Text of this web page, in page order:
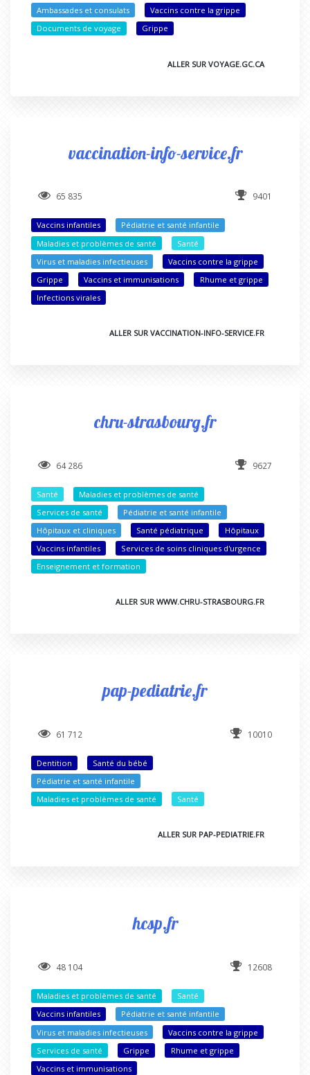
Ambassades et consulats
Vaccins contre la grippe
Documents de voyage
Grippe
ALLER SUR VOYAGE.GC.CA
vaccination-info-service.fr
65 835 9401
Vaccins infantiles
Pédiatrie et santé infantile
Maladies et problèmes de santé
Santé
Virus et maladies infectieuses
Vaccins contre la grippe
Grippe
Vaccins et immunisations
Rhume et grippe
Infections virales
ALLER SUR VACCINATION-INFO-SERVICE.FR
chru-strasbourg.fr
64 286 9627
Santé
Maladies et problèmes de santé
Services de santé
Pédiatrie et santé infantile
Hôpitaux et cliniques
Santé pédiatrique
Hôpitaux
Vaccins infantiles
Services de soins cliniques d'urgence
Enseignement et formation
ALLER SUR WWW.CHRU-STRASBOURG.FR
pap-pediatrie.fr
61 712 10010
Dentition
Santé du bébé
Pédiatrie et santé infantile
Maladies et problèmes de santé
Santé
ALLER SUR PAP-PEDIATRIE.FR
hcsp.fr
48 104 12608
Maladies et problèmes de santé
Santé
Vaccins infantiles
Pédiatrie et santé infantile
Virus et maladies infectieuses
Vaccins contre la grippe
Services de santé
Grippe
Rhume et grippe
Vaccins et immunisations